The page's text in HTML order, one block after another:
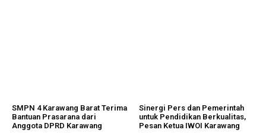
SMPN 4 Karawang Barat Terima
Bantuan Prasarana dari
Anggota DPRD Karawang
Sinergi Pers dan Pemerintah
untuk Pendidikan Berkualitas,
Pesan Ketua IWOI Karawang